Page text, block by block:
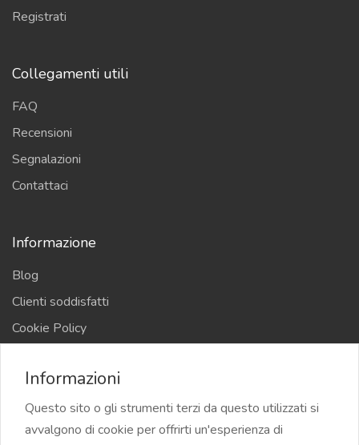
Registrati
Collegamenti utili
FAQ
Recensioni
Segnalazioni
Contattaci
Informazione
Blog
Clienti soddisfatti
Cookie Policy
Termini e Condizioni
Informazioni
Questo sito o gli strumenti terzi da questo utilizzati si
avvalgono di cookie per offrirti un'esperienza di